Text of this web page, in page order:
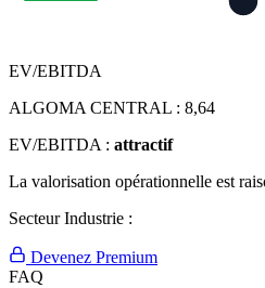
EV/EBITDA
ALGOMA CENTRAL : 8,64
EV/EBITDA : attractif
La valorisation opérationnelle est
Secteur Industrie :
Devenez Premium
FAQ